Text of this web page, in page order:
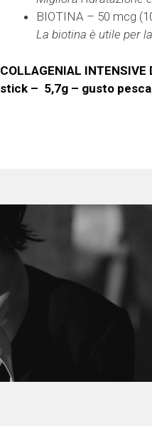
BIOTINA – 50 mcg
La biotina è utile per
COLLAGENIAL
stick – 5,7g – gusto pesca